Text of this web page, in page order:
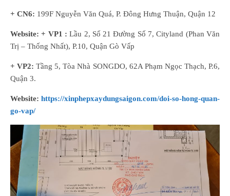
+ CN6: 199F Nguyễn Văn Quá, P. Đông Hưng Thuận, Quận 12
Website: + VP1 :Lầu 2, Số 21 Đường Số 7, Cityland (Phan Văn
Trị – Thống Nhất), P.10, Quận Gò Vấp
+ VP2:Tầng 5, Tòa Nhà SONGDO, 62A Phạm Ngọc Thạch, P.6,
Quận 3.
Website: https://xinphepxaydungsaigon.com/doi-so-hong-quan-
go-vap/